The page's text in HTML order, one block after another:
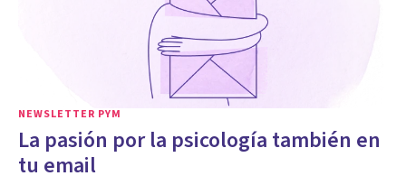
NEWSLETTER PYM
La pasión por la psicología también en
tu email